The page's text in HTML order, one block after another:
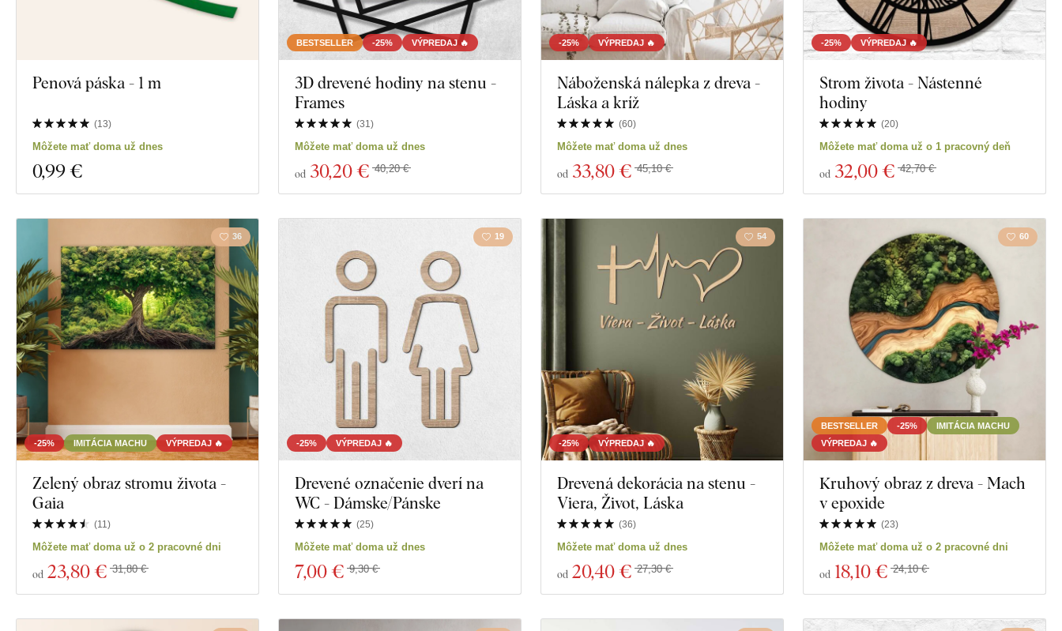
Penová páska - 1 m
(13)
Môžete mať doma už dnes
0,99 €
BESTSELLER -25% VÝPREDAJ 🔥
3D drevené hodiny na stenu -
Frames
(31 )
Môžete mať doma už dnes
od 30,20 € 40,20 €
-25% VÝPREDAJ 🔥
Náboženská nálepka z dreva -
Láska a kríž
(60)
Môžete mať doma už dnes
od 33,80 € 45,10 €
-25% VÝPREDAJ 🔥
Strom života - Nástenné
hodiny
(20)
Môžete mať doma už o 1 pracovný deň
od 32,00 € 42,70 €
-25% IMITÁCIA MACHU VÝPREDAJ 🔥
36
Zelený obraz stromu života -
Gaia
(11 )
Môžete mať doma už o 2 pracovné dni
od 23,80 € 31,80 €
-25% VÝPREDAJ 🔥
19
Drevené označenie dverí na
WC - Dámske/Pánske
(25)
Môžete mať doma už dnes
7,00 € 9,30 €
-25% VÝPREDAJ 🔥
54
Drevená dekorácia na stenu -
Viera, Život, Láska
(36)
Môžete mať doma už dnes
od 20,40 € 27,30 €
BESTSELLER -25%
IMITÁCIA MACHU
VÝPREDAJ 🔥
60
Kruhový obraz z dreva - Mach
v epoxide
(23)
Môžete mať doma už o 2 pracovné dni
od 18,10 € 24,10 €